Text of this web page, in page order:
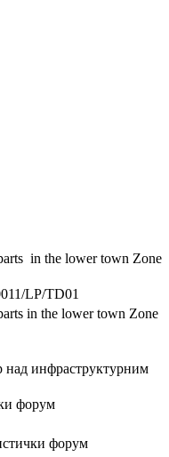
in the lower town Zone
LP/TD01
in the lower town Zone
над инфраструктурним
форум
форум